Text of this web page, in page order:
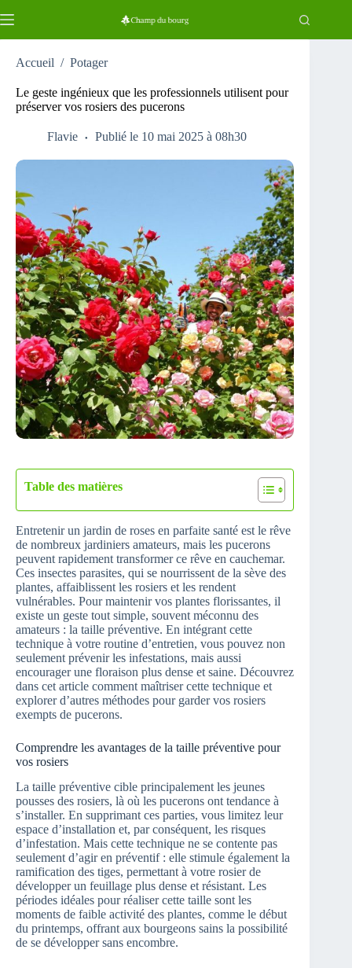
au
Accueil / Potager
Le geste ingénieux que les professionnels utilisent pour
préserver vos rosiers des pucerons
Flavie Publié le 10 mai 2025 à 08h30
Table des matières
Entretenir un jardin de roses en parfaite santé est le rêve
de nombreux jardiniers amateurs, mais les pucerons
peuvent rapidement transformer ce rêve en cauchemar.
Ces insectes parasites, qui se nourrissent de la sève des
plantes, affaiblissent les rosiers et les rendent
vulnérables. Pour maintenir vos plantes florissantes, il
existe un geste tout simple, souvent méconnu des
amateurs : la taille préventive. En intégrant cette
technique à votre routine d’entretien, vous pouvez non
seulement prévenir les infestations, mais aussi
encourager une floraison plus dense et saine. Découvrez
dans cet article comment maîtriser cette technique et
explorer d’autres méthodes pour garder vos rosiers
exempts de pucerons.
Comprendre les avantages de la taille préventive pour
vos rosiers
La taille préventive cible principalement les jeunes
pousses des rosiers, là où les pucerons ont tendance à
s’installer. En supprimant ces parties, vous limitez leur
espace d’installation et, par conséquent, les risques
d’infestation. Mais cette technique ne se contente pas
seulement d’agir en préventif : elle stimule également la
ramification des tiges, permettant à votre rosier de
développer un feuillage plus dense et résistant. Les
périodes idéales pour réaliser cette taille sont les
moments de faible activité des plantes, comme le début
du printemps, offrant aux bourgeons sains la possibilité
de se développer sans encombre.